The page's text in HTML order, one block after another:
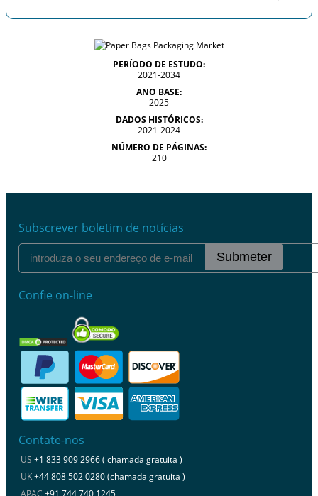
PERÍODO DE ESTUDO:
2021-2034
ANO BASE:
2025
DADOS HISTÓRICOS:
2021-2024
NÚMERO DE PÁGINAS:
210
Subscrever boletim de notícias
Submeter
Confie on-line
Contate-nos
US +1 833 909 2966 ( chamada gratuita )
UK+44 808 502 0280 (chamada gratuita )
APAC +91 744 740 1245